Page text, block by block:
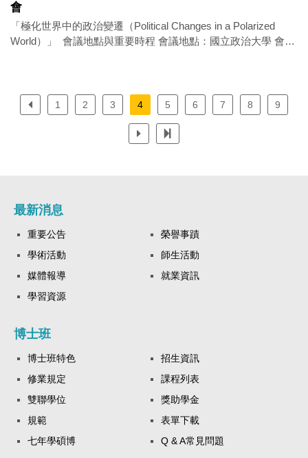
會
「極化世界中的政治變遷（Political Changes in a Polarized
World）」 會議地點與重要時程 會議地點：國立政治大學 會議
https://www.tpsahome.org.tw/2025-annual-conference 2025年
台灣政治學會年會暨國際學術研討會「極化世界中的政治變遷
（Political Changes in a Polarized World）」將於2025年11月29
日至30日舉行，由台灣政治學會與國立政治大學政治學系共同
義的崛起、政治極化的深化，及其對全球政治秩序與治理模式
國內與外交政策的變動，以及在高度極化社會中的民主治理課
題。 研討會將聚焦分析川普主義對於美國國內與世界各國所產
生的政治效果，包括其如何重塑政黨競爭、公民參與和選民投
票行為等面向，並討論這些現象如何與國際局勢變遷相互影
響。我們將深入探討民粹主義的廣泛效應，如何在高度極化的
時也將分析川普外交政策如何牽動世界政治格局。 本次研討會
亦規劃探討國際治理面臨的新挑戰，尤其是在美國總統川普單
邊主義外交政策的影響下，各國政府如何透過政策的制定與實
施，來應對全球地緣政治的劇烈變動。川普政府的政策轉向不
1 2 3 4 5 6 7 8 9
最新消息
重要公告
榮譽事蹟
學術活動
師生活動
媒體報導
就業資訊
學習資源
博士班
博士班特色
招生資訊
修業規定
課程列表
雙聯學位
獎助學金
規範
表單下載
七年學碩博
Q & A常見問題